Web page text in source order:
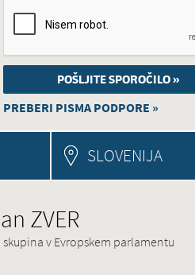
PREBERI PISMA PODPORE »
SLOVENIJA
ZVER
v Evropskem parlamentu